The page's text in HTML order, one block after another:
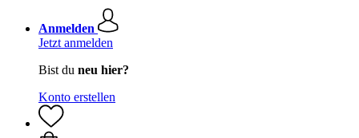
Anmelden
Jetzt anmelden
Bist du neu hier?
Konto erstellen